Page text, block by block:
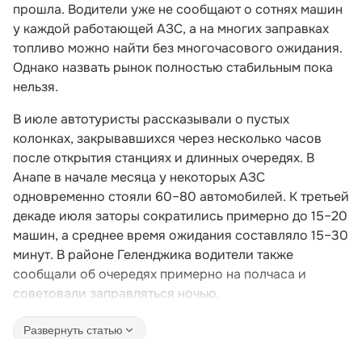
прошла. Водители уже не сообщают о сотнях машин
у каждой работающей АЗС, а на многих заправках
топливо можно найти без многочасового ожидания.
Однако назвать рынок полностью стабильным пока
нельзя.
В июле автотуристы рассказывали о пустых
колонках, закрывавшихся через несколько часов
после открытия станциях и длинных очередях. В
Анапе в начале месяца у некоторых АЗС
одновременно стояли 60–80 автомобилей. К третьей
декаде июля заторы сократились примерно до 15–20
машин, а среднее время ожидания составляло 15–30
минут. В районе Геленджика водители также
сообщали об очередях примерно на полчаса и
советовали заправляться ночью.
Развернуть статью